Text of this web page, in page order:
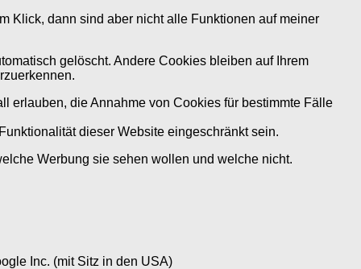
Klick, dann sind aber nicht alle Funktionen auf meiner
gelöscht. Andere Cookies bleiben auf Ihrem
erlauben, die Annahme von Cookies für bestimmte Fälle
dieser Website eingeschränkt sein.
Werbung sie sehen wollen und welche nicht.
Inc. (mit Sitz in den USA)